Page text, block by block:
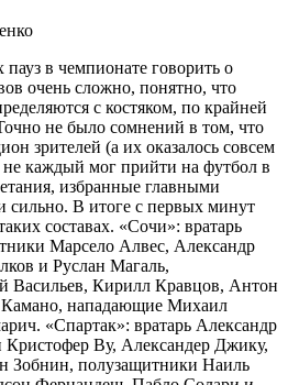
в чемпионате говорить о
очень сложно, понятно, что
с костяком, по крайней
не было сомнений в том, что
зрителей (а их оказалось совсем
не каждый мог прийти на футбол в
избранные главными
сильно. В итоге с первых минут
составах. «Сочи»: вратарь
Марсело Алвес, Александр
и Руслан Магаль,
Васильев, Кирилл Кравцов, Антон
нападающие Михаил
«Спартак»: вратарь Александр
Ву, Александер Джику,
Зобнин, полузащитники Наиль